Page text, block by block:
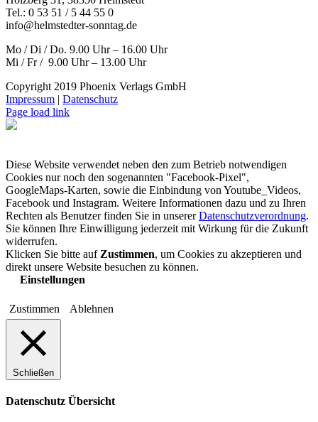
Tel.: 0 53 51 / 5 44 55 0
info@helmstedter-sonntag.de
Mo / Di / Do. 9.00 Uhr – 16.00 Uhr
Mi / Fr / 9.00 Uhr – 13.00 Uhr
Copyright 2019 Phoenix Verlags GmbH
Impressum | Datenschutz
Page load link
Diese Website verwendet neben den zum Betrieb notwendigen
Cookies nur noch den sogenannten "Facebook-Pixel",
GoogleMaps-Karten, sowie die Einbindung von Youtube_Videos,
Facebook und Instagram. Weitere Informationen dazu und zu Ihren
Rechten als Benutzer finden Sie in unsererDatenschutzverordnung.
Sie können Ihre Einwilligung jederzeit mit Wirkung für die Zukunft
widerrufen.
Klicken Sie bitte auf Zustimmen, um Cookies zu akzeptieren und
direkt unsere Website besuchen zu können.
Einstellungen
Zustimmen Ablehnen
Schließen
Datenschutz Übersicht